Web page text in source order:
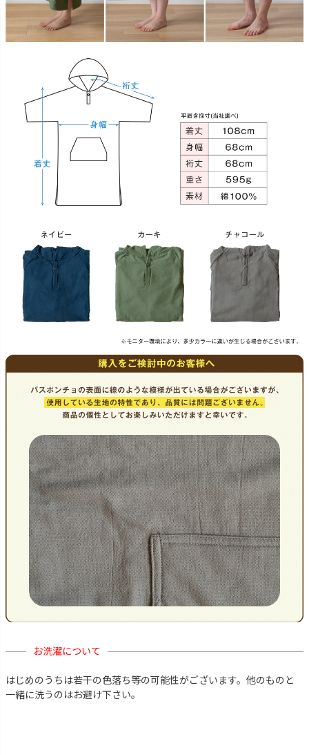
お洗濯について
はじめのうちは若干の色落ち等の可能性がございます。他のものと
一緒に洗うのはお避け下さい。